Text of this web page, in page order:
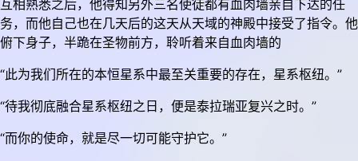
互相熟悉之后，他得知另外三名使徒都有血肉墙亲自下达的任
务，而他自己也在几天后的这天从天域的神殿中接受了指令。他
俯下身子，半跪在圣物前方，聆听着来自血肉墙的
“此为我们所在的本恒星系中最至关重要的存在，星系枢纽。”
“待我彻底融合星系枢纽之日，便是泰拉瑞亚复兴之时。”
“而你的使命，就是尽一切可能守护它。”